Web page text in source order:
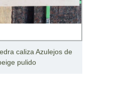
caliza Azulejos de
pulido